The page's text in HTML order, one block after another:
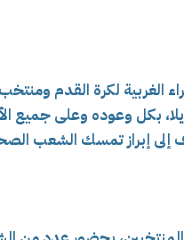
الغربية لكرة القدم
بكل وعوده وعلى جميع
إلى إبراز تمسك الشعب